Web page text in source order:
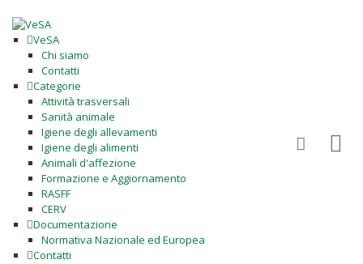
VeSA
Chi siamo
Contatti
Categorie
Attività trasversali
Sanità animale
Igiene degli allevamenti
Igiene degli alimenti
Animali d'affezione
Formazione e Aggiornamento
RASFF
CERV
Documentazione
Normativa Nazionale ed Europea
Contatti